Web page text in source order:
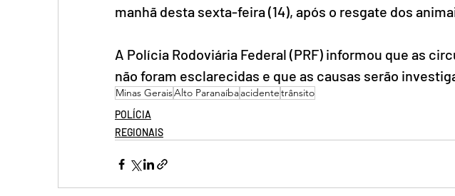
manhã desta sexta-feira (14), após o resgate dos
A Polícia Rodoviária Federal (PRF) informou que as
não foram esclarecidas e que as causas serão
Minas GeraisAlto Paranaíbaacidentetrânsito
POLÍCIA
REGIONAIS